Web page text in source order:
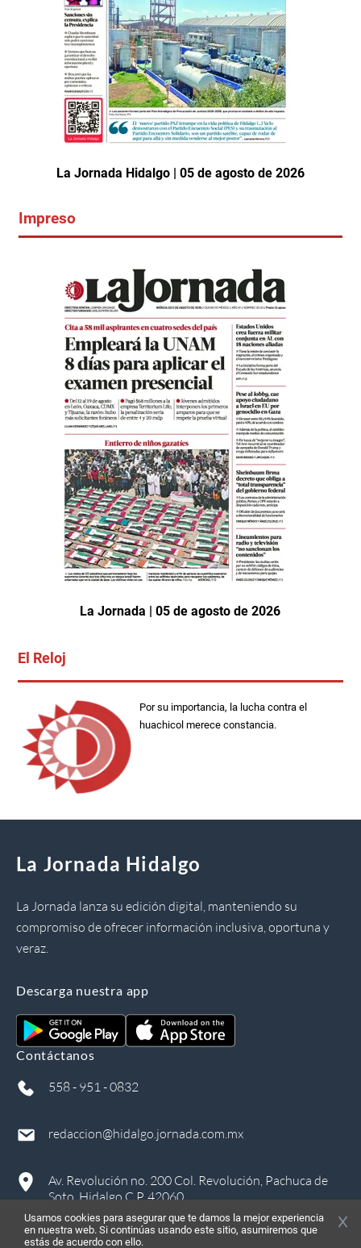
La Jornada Hidalgo | 05 de agosto de 2026
Impreso
La Jornada | 05 de agosto de 2026
El Reloj
Por su importancia, la lucha contra el
huachicol merece constancia.
La Jornada Hidalgo
La Jornada lanza su edición digital, manteniendo su
compromiso de ofrecer información inclusiva, oportuna y
veraz.
Descarga nuestra app
Contáctanos
558 - 951 - 0832
redaccion@hidalgo.jornada.com.mx
Av. Revolución no. 200 Col. Revolución, Pachuca de
Soto, Hidalgo C.P. 42060
Usamos cookies para asegurar que te damos la mejor experiencia
en nuestra web. Si continúas usando este sitio, asumiremos que
estás de acuerdo con ello.